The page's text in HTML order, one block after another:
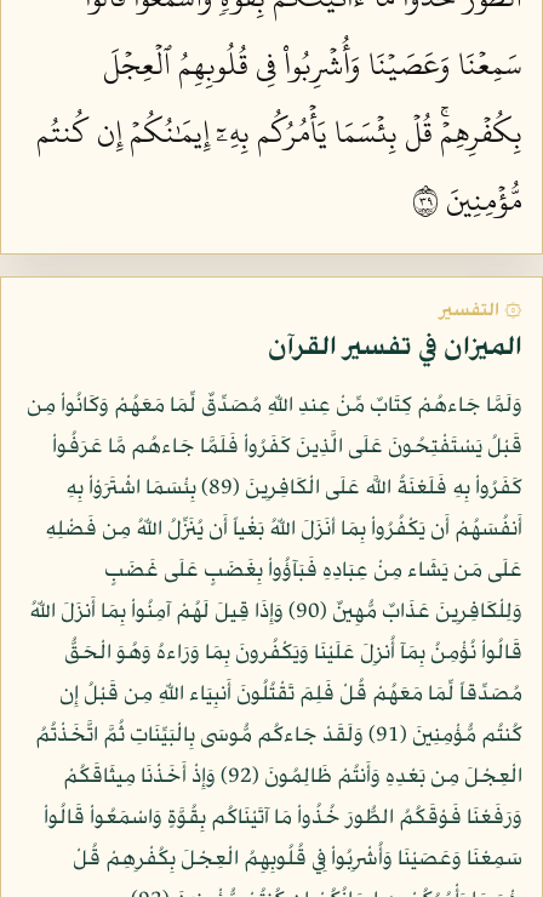
سَمِعۡنَا وَعَصَيۡنَا وَأُشۡرِبُواْ فِي قُلُوبِهِمُ ٱلۡعِجۡلَ
بِكُفۡرِهِمۡۚ قُلۡ بِئۡسَمَا يَأۡمُرُكُم بِهِۦٓ إِيمَٰنُكُمۡ إِن كُنتُم
مُّؤۡمِنِينَ ٩٣
۞ التفسير
الميزان في تفسير القرآن
وَلَمَّا جَاءهُمْ كِتَابٌ مِّنْ عِندِ اللّهِ مُصَدِّقٌ لِّمَا مَعَهُمْ وَكَانُواْ مِن
قَبْلُ يَسْتَفْتِحُونَ عَلَى الَّذِينَ كَفَرُواْ فَلَمَّا جَاءهُم مَّا عَرَفُواْ
كَفَرُواْ بِهِ فَلَعْنَةُ اللَّه عَلَى الْكَافِرِينَ (89) بِئْسَمَا اشْتَرَوْاْ بِهِ
أَنفُسَهُمْ أَن يَكْفُرُواْ بِمَا أنَزَلَ اللّهُ بَغْياً أَن يُنَزِّلُ اللّهُ مِن فَضْلِهِ
عَلَى مَن يَشَاء مِنْ عِبَادِهِ فَبَآؤُواْ بِغَضَبٍ عَلَى غَضَبٍ
وَلِلْكَافِرِينَ عَذَابٌ مُّهِينٌ (90) وَإِذَا قِيلَ لَهُمْ آمِنُواْ بِمَا أَنزَلَ اللّهُ
قَالُواْ نُؤْمِنُ بِمَآ أُنزِلَ عَلَيْنَا وَيَكْفُرونَ بِمَا وَرَاءهُ وَهُوَ الْحَقُّ
مُصَدِّقاً لِّمَا مَعَهُمْ قُلْ فَلِمَ تَقْتُلُونَ أَنبِيَاء اللّهِ مِن قَبْلُ إِن
كُنتُم مُّؤْمِنِينَ (91) وَلَقَدْ جَاءكُم مُّوسَى بِالْبَيِّنَاتِ ثُمَّ اتَّخَذْتُمُ
الْعِجْلَ مِن بَعْدِهِ وَأَنتُمْ ظَالِمُونَ (92) وَإِذْ أَخَذْنَا مِيثَاقَكُمْ
وَرَفَعْنَا فَوْقَكُمُ الطُّورَ خُذُواْ مَا آتَيْنَاكُم بِقُوَّةٍ وَاسْمَعُواْ قَالُواْ
سَمِعْنَا وَعَصَيْنَا وَأُشْرِبُواْ فِي قُلُوبِهِمُ الْعِجْلَ بِكُفْرِهِمْ قُلْ